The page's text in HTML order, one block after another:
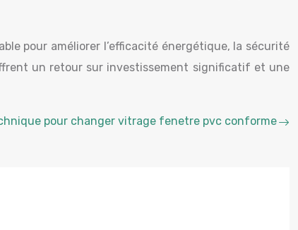
pour améliorer l’efficacité énergétique, la sécurité
un retour sur investissement significatif et une
pour changer vitrage fenetre pvc conforme